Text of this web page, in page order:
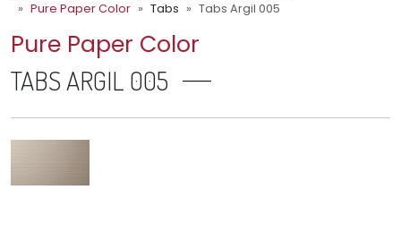
Pure Paper Color
Tabs Tabs Argil 005
Pure Paper Color
TABS ARGIL 005